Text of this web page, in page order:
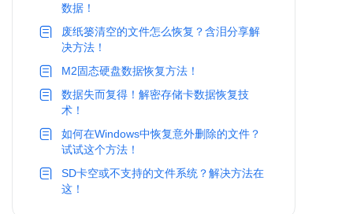
数据！
废纸篓清空的文件怎么恢复？含泪分享解
决方法！
M2固态硬盘数据恢复方法！
数据失而复得！解密存储卡数据恢复技
术！
如何在Windows中恢复意外删除的文件？
试试这个方法！
SD卡空或不支持的文件系统？解决方法在
这！